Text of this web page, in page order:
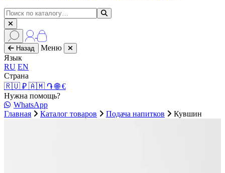
Назад
Меню
Язык
RU EN
Страна
🇷🇺 ₽ 🇦🇲 ֏🌐 €
Нужна помощь?
WhatsApp
Главная
Каталог товаров Подача напитков Кувшин